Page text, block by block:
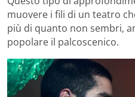
muovere i fili di un teatro
più di quanto non sembri,
popolare il palcoscenico.